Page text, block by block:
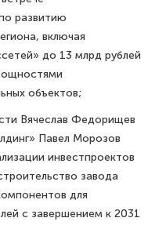
развитию
включая
до 13 млрд рублей
объектов;
Вячеслав Федорищев
Павел Морозов
инвестпроектов
завода
для
с завершением к 2031